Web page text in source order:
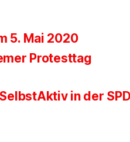
5. Mai 2020
Protesttag
in der